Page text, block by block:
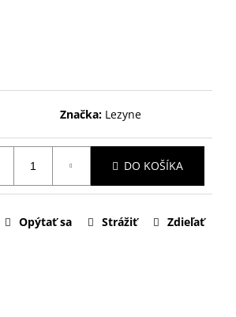
Značka: Lezyne
DO KOŠÍKA
Opýtať sa Strážiť Zdieľať